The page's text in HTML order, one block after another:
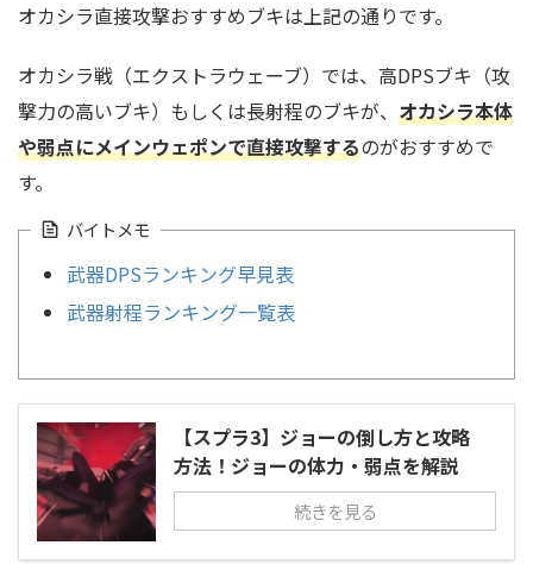
オカシラ直接攻撃おすすめブキは上記の通りです。
オカシラ戦（エクストラウェーブ）では、高DPSブキ（攻
撃力の高いブキ）もしくは長射程のブキが、 オカシラ本体
や弱点にメインウェポンで直接攻撃するのがおすすめで
す。
バイトメモ
武器DPSランキング早見表
武器射程ランキング一覧表
【スプラ3】ジョーの倒し方と攻略
方法！ジョーの体力・弱点を解説
続きを見る